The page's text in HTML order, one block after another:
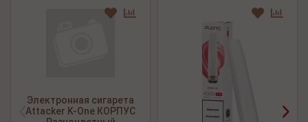
Электронная сигарета
Attacker K-One КОРПУС
< >